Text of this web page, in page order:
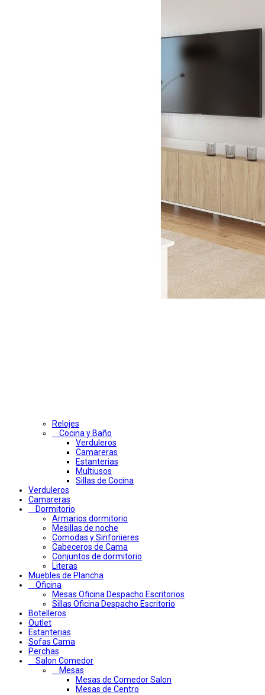
Relojes
Cocina y Baño
Verduleros
Camareras
Estanterias
Multiusos
Sillas de Cocina
Verduleros
Camareras
Dormitorio
Armarios dormitorio
Mesillas de noche
Comodas y Sinfonieres
Cabeceros de Cama
Conjuntos de dormitorio
Literas
Muebles de Plancha
Oficina
Mesas Oficina Despacho Escritorios
Sillas Oficina Despacho Escritorio
Botelleros
Outlet
Estanterias
Sofas Cama
Perchas
Salon Comedor
Mesas
Mesas de Comedor Salon
Mesas de Centro